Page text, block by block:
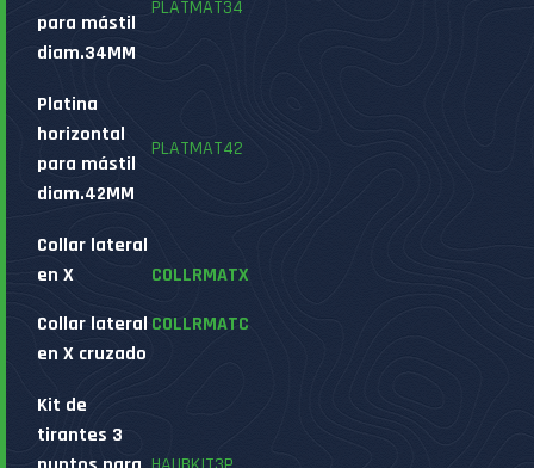
para mástil
diam.34MM
PLATMAT34
Platina
horizontal
para mástil
diam.42MM
PLATMAT42
Collar lateral
en X
Collar lateral
en X cruzado
COLLRMATX
COLLRMATC
Kit de
tirantes 3